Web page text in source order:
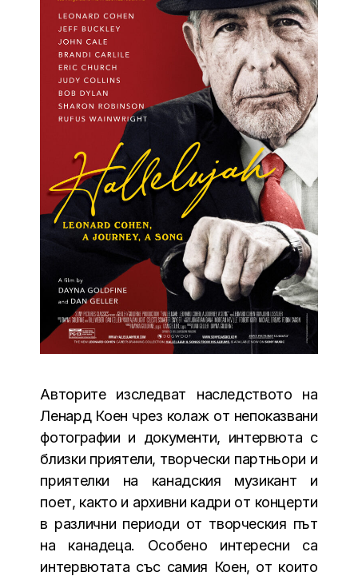
Авторите изследват наследството на
Ленард Коен чрез колаж от непоказвани
фотографии и документи, интервюта с
близки приятели, творчески партньори и
приятелки на канадския музикант и
поет, както и архивни кадри от концерти
в различни периоди от творческия път
на канадеца. Особено интересни са
интервютата със самия Коен, от които